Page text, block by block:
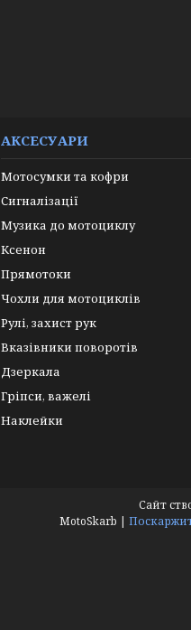
АКСЕСУАРИ
Мотосумки та кофри
Сигналізації
Музика до мотоциклу
Ксенон
Прямотоки
Чохли для мотоциклів
Рулі, захист рук
Вказівники поворотів
Дзеркала
Гріпси, важелі
Наклейки
Сайт
MotoSkarb |